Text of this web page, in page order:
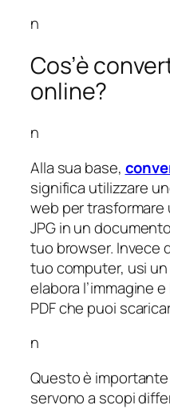
n
Cos’è
online?
n
Alla sua base,
significa utilizzare
web per trasformare
JPG in un
tuo browser. Invece
tuo computer, usi un
elabora l’immagine
PDF che puoi
n
Questo è importante
servono a scopi